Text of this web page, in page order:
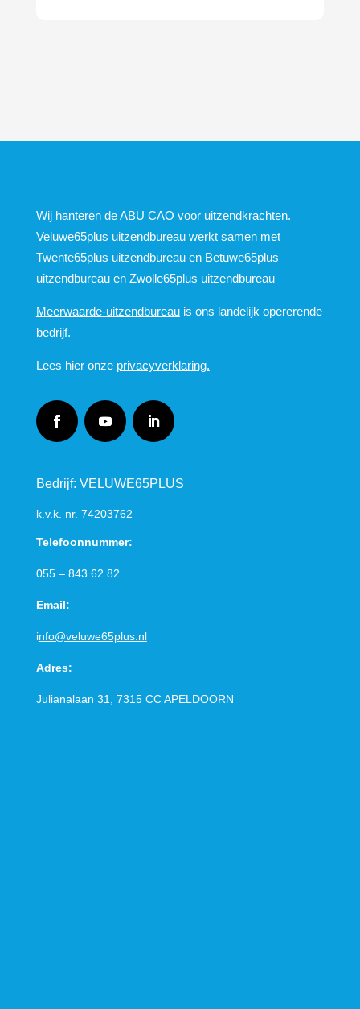
Wij hanteren de ABU CAO voor uitzendkrachten.
Veluwe65plus uitzendbureau werkt samen met
Twente65plus uitzendbureau en Betuwe65plus
uitzendbureau en Zwolle65plus uitzendbureau
Meerwaarde-uitzendbureauis ons landelijk opererende
bedrijf.
Lees hier onze privacyverklaring.
Bedrijf: VELUWE65PLUS
k.v.k. nr. 74203762
Telefoonnummer:
055 – 843 62 82
Email:
info@veluwe65plus.nl
Adres:
Julianalaan 31, 7315 CCAPELDOORN